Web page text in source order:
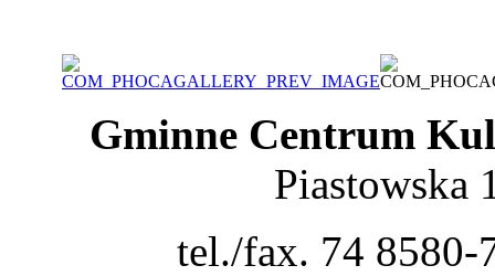
Gminne Centrum
Piastowska
tel./fax. 74 8580-